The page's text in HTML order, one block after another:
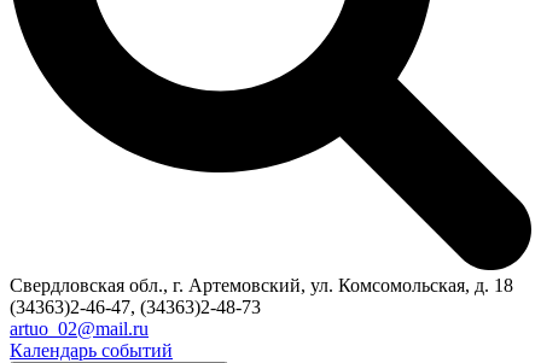
Свердловская обл., г. Артемовский, ул. Комсомольская, д. 18
(34363)2-46-47, (34363)2-48-73
artuo_02@mail.ru
Календарь событий